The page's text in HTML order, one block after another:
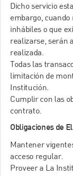
Dicho servicio
embargo,
inhábiles o que
realizarse, serán
realizada.
Todas las
limitación de
Institución.
Cumplir con las
contrato.
Obligaciones de
Mantener
acceso regular.
Proveer a La